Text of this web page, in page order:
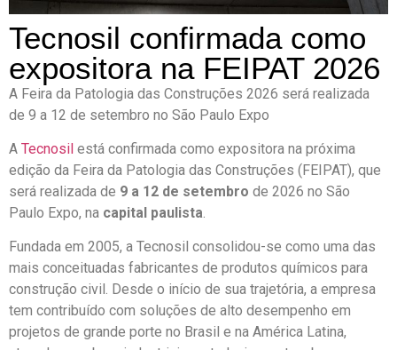
Tecnosil confirmada como
expositora na FEIPAT 2026
A Feira da Patologia das Construções 2026 será realizada
de 9 a 12 de setembro no São Paulo Expo
A Tecnosil está confirmada como expositora na próxima
edição da Feira da Patologia das Construções (FEIPAT), que
será realizada de 9 a 12 de setembro de 2026 no São
Paulo Expo, na capital paulista.
Fundada em 2005, a Tecnosil consolidou-se como uma das
mais conceituadas fabricantes de produtos químicos para
construção civil. Desde o início de sua trajetória, a empresa
tem contribuído com soluções de alto desempenho em
projetos de grande porte no Brasil e na América Latina,